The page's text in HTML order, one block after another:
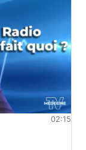
02:15